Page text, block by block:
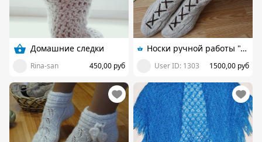
Домашние следки
Rina-san 450,00 руб
Носки ручной работы "Альпийские, да со шнуровочкой!"
User ID: 1303 1500,00 руб